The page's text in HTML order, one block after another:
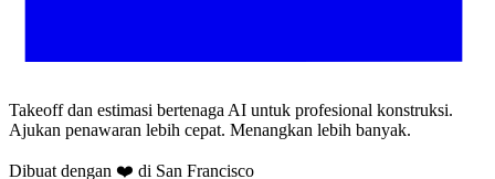
Takeoff dan estimasi bertenaga AI untuk profesional konstruksi.
Ajukan penawaran lebih cepat. Menangkan lebih banyak.
Dibuat dengan ❤️ di San Francisco